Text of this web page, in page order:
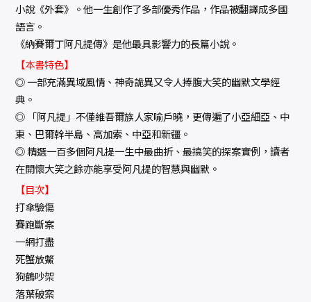
小說《外套》。他一生創作了多部優秀作品，作品被翻譯成多國
語言。
《納賽爾丁阿凡提傳》是他最具影響力的長篇小說。
【本書特色】
◎ 一部充滿異域風情、神奇詭異又令人捧腹大笑的幽默文學經
典。
◎ 「阿凡提」不僅維吾爾族人家喻戶曉，更傳遍了小亞細亞、中
東、巴爾幹半島、高加索、中亞和新疆。
◎ 精選一百多個阿凡提一生中最曲折、最搞笑的探案實例，讀者
在開懷大笑之餘亦能享受阿凡提的智慧與幽默。
【目次】
打傘驗傷
賽跑斷案
一網打盡
死蟹放鱉
狗鶴吵架
落葉破案